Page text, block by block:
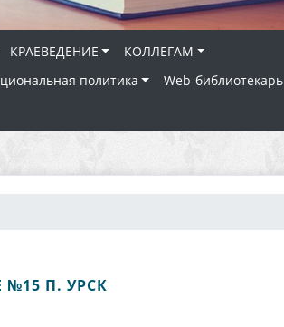
КРАЕВЕДЕНИЕ
КОЛЛЕГАМ
политика
Web-библиотекарь
П. УРСК